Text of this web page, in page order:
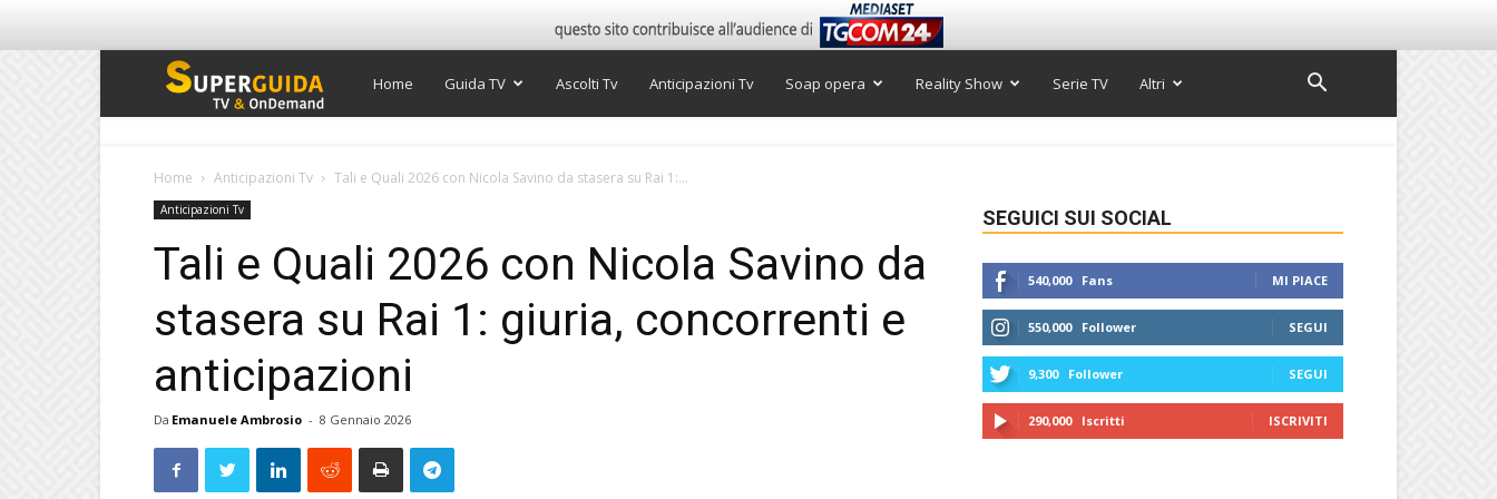
Super
Home Guida TV Ascolti Tv Anticipazioni Tv Soap opera Reality Show Serie TV Altri
Home Anticipazioni Tv Tali e Quali 2026 con Nicola Savino da stasera su Rai 1:...
Anticipazioni Tv
Tali e Quali 2026 con Nicola Savino da
stasera su Rai 1: giuria, concorrenti e
anticipazioni
Da Emanuele Ambrosio - 8 Gennaio 2026
SEGUICI SUI SOCIAL
540,000 Fans MI PIACE
550,000 Follower SEGUI
9,300 Follower SEGUI
290,000 Iscritti ISCRIVITI